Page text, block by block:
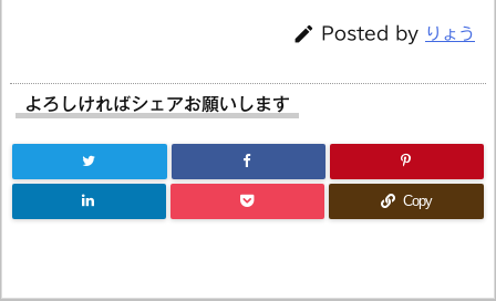
 Posted by りょう
よろしければシェアお願いします
Copy